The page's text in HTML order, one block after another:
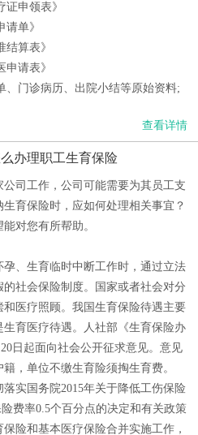
申领表》
单》
算表》
请表》
、门诊病历、出院小结等原始资料;
查看详情
办理职工生育保险
司工作，公司可能需要为其员工支
育保险时，应如何处理相关事宜？
对您有所帮助。
、生育临时中断工作时，通过立法
社会保险制度。国家或者社会对分
医疗照顾。我国生育保险待遇主要
育医疗待遇。人社部《生育保险办
日起面向社会公开征求意见。意见
，单位不缴生育险须掏生育费。
实国务院2015年关于降低工伤保险
费率0.5个百分点的决定和有关政策
险和基本医疗保险合并实施工作，